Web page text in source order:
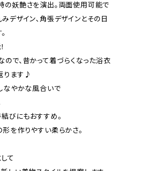
妖艶さを演出。両面使用可能で
デザイン、角張デザインとその日
で、昔かって着づらくなった浴衣
ります♪
なやかな風合いで
びにもおすすめ。
を作りやすい柔らかさ。
て